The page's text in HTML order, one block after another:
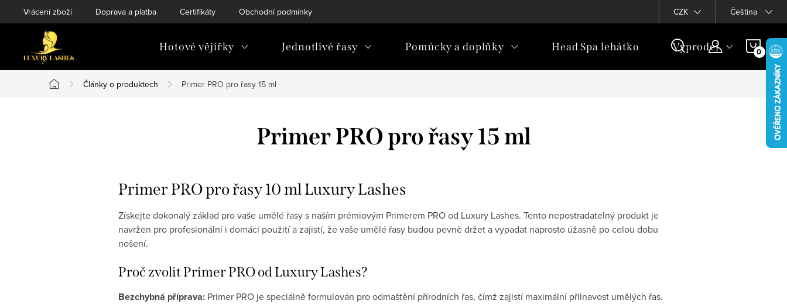
na
Vrácení zboží Doprava a platba Certifikáty Obchodní podmínky CZK Čeština
Hotové vějířky Jednotlivé řasy Pomůcky a doplňky Head Spa lehátko Výprodej
Domů
Články o produktech Primer PRO pro řasy 15 ml
Primer PRO pro řasy 15 ml
Primer PRO pro řasy 10 ml Luxury Lashes
Získejte dokonalý základ pro vaše umělé řasy s naším prémiovým Primerem PRO od Luxury Lashes. Tento nepostradatelný produkt je
navržen pro profesionální i domácí použití a zajistí, že vaše umělé řasy budou pevně držet a vypadat naprosto úžasně po celou dobu
nošení.
Proč zvolit Primer PRO od Luxury Lashes?
Bezchybná příprava: Primer PRO je speciálně formulován pro odmaštění přírodních řas, čímž zajistí maximální přilnavost umělých řas.